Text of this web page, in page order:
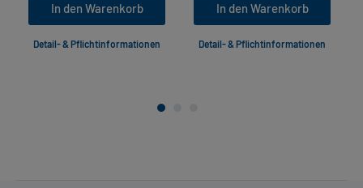
In den Warenkorb
Detail- & Pflichtinformationen
In den Warenkorb
Detail- & Pflichtinformationen